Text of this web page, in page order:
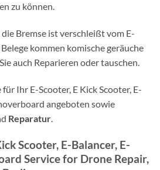
zu können.
Bremse ist verschleißt vom E-
kommen komische geräuche
auch Reparieren oder tauschen.
Ihr E-Scooter, E Kick Scooter, E-
angeboten sowie
Reparatur.
Scooter, E-Balancer, E-
Service for Drone Repair,